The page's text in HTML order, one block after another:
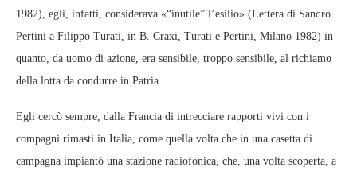
1982), egli, infatti, considerava «“inutile” l’esilio» (Lettera di Sandro
Pertini a Filippo Turati, in B. Craxi, Turati e Pertini, Milano 1982) in
quanto, da uomo di azione, era sensibile, troppo sensibile, al richiamo
della lotta da condurre in Patria.
Egli cercò sempre, dalla Francia di intrecciare rapporti vivi con i
compagni rimasti in Italia, come quella volta che in una casetta di
campagna impiantò una stazione radiofonica, che, una volta scoperta, a